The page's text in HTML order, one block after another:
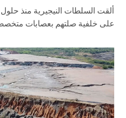
على خلفية صلتهم بعصابات